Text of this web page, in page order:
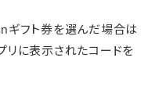
ギフト券を選んだ場合は
リに表示されたコードを